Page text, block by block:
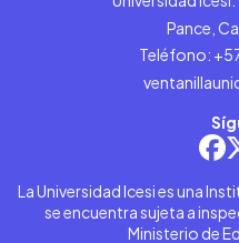
Pance,
Teléfono:
La Universidad Icesi es una
se encuentra sujeta a
Ministerio de